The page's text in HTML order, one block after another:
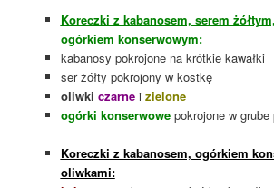
Koreczki z kabanosem, serem
ogórkiem konserwowym:
kabanosy pokrojone na krótkie kawałki
ser żółty pokrojony w kostkę
oliwki czarnei zielone
ogórki konserwowepokrojone w grube
Koreczki z kabanosem, ogórkiem
oliwkami: